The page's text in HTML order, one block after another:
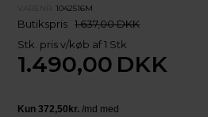
1042516M
Butikspris 1.637,00 DKK
Stk. pris v/køb af 1 Stk
1.490,00 DKK